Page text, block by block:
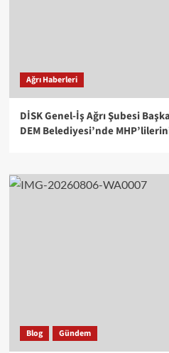
Ağrı Haberleri
DİSK Genel-İş Ağrı Şubesi
DEM Belediyesi’nde
Blog Gündem